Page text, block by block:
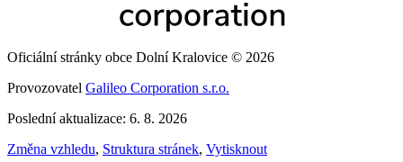
Oficiální stránky obce Dolní Kralovice © 2026
Provozovatel Galileo Corporation s.r.o.
Poslední aktualizace: 6. 8. 2026
Změna vzhledu, Struktura stránek, Vytisknout